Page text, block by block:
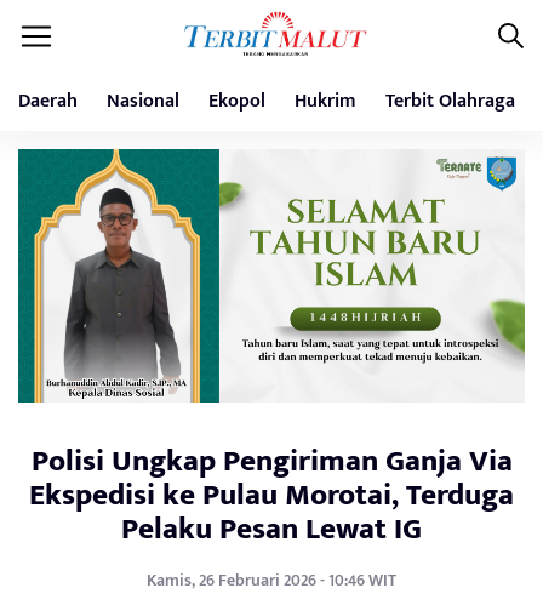
Daerah Nasional Ekopol Hukrim Terbit Olahraga
Polisi Ungkap Pengiriman Ganja Via
Ekspedisi ke Pulau Morotai, Terduga
Pelaku Pesan Lewat IG
Kamis, 26 Februari 2026 - 10:46 WIT